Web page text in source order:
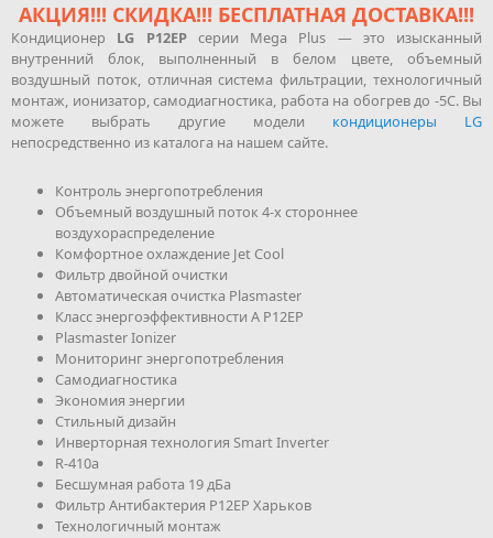
АКЦИЯ!!! СКИДКА!!! БЕСПЛАТНАЯ ДОСТАВКА!!!
Кондиционер LG P12EPсерии Mega Plus — это изысканный
внутренний блок, выполненный в белом цвете, объемный
воздушный поток, отличная система фильтрации, технологичный
монтаж, ионизатор, самодиагностика, работа на обогрев до -5С. Вы
можете выбрать другие модели кондиционеры LG
непосредственно из каталога на нашем сайте.
Контроль энергопотребления
Объемный воздушный поток 4-х стороннее
воздухораспределение
Комфортное охлаждение Jet Cool
Фильтр двойной очистки
Автоматическая очистка Plasmaster
Класс энергоэффективности А P12EP
Plasmaster Ionizer
Мониторинг энергопотребления
Самодиагностика
Экономия энергии
Стильный дизайн
Инверторная технология Smart Inverter
R-410a
Бесшумная работа 19 дБа
Фильтр Антибактерия P12EP Харьков
Технологичный монтаж